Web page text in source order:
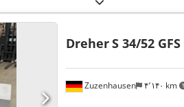
Zuzenhausen ۴٬۱۴۰ km
DreherS 34/52 GFS